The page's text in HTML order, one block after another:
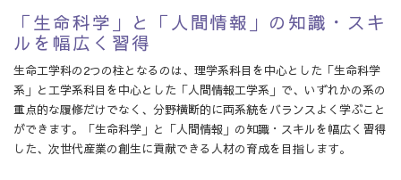
「生命科学」と「人間情報」の知識・スキ
ルを幅広く習得
生命工学科の2つの柱となるのは、理学系科目を中心とした「生命科学
系」と工学系科目を中心とした「人間情報工学系」で、いずれかの系の
重点的な履修だけでなく、分野横断的に両系統をバランスよく学ぶこと
ができます。「生命科学」と「人間情報」の知識・スキルを幅広く習得
した、次世代産業の創生に貢献できる人材の育成を目指します。